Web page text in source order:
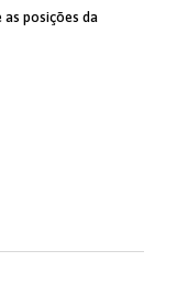
posições da